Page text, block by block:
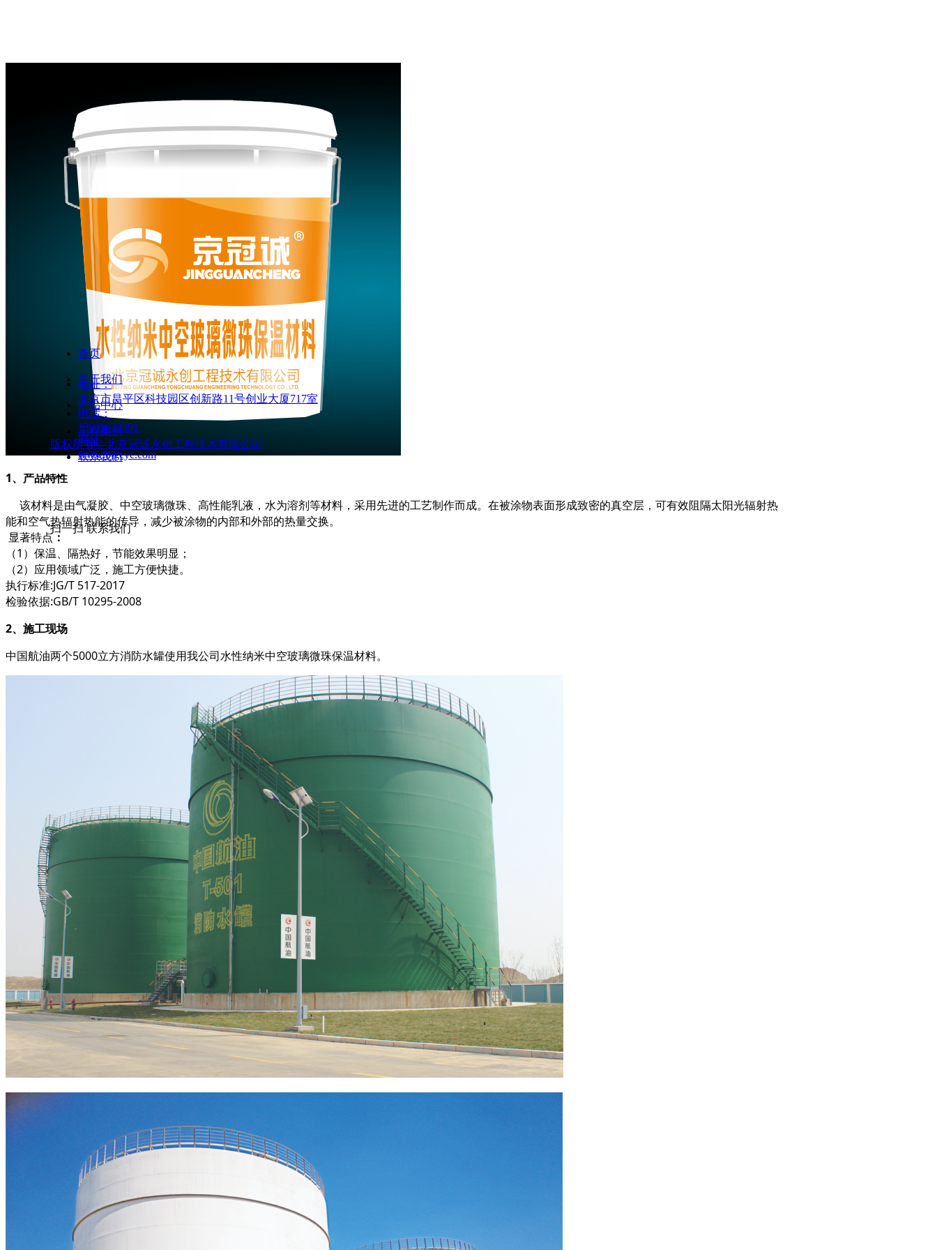
1、产品特性
该材料是由气凝胶、中空玻璃微珠、高性能乳液，水为溶剂等材料，采用先进的工艺制作而成。在被涂物表面形成致密的真空层，可有效阻隔太阳光辐射热
能和空气热辐射热能的传导，减少被涂物的内部和外部的热量交换。
显著特点：
（1）保温、隔热好，节能效果明显；
（2）应用领域广泛，施工方便快捷。
执行标准:JG/T 517-2017
检验依据:GB/T 10295-2008
2、施工现场
中国航油两个5000立方消防水罐使用我公司水性纳米中空玻璃微珠保温材料。
首页
关于我们
产品中心
工程案例
联系我们
地址：
北京市昌平区科技园区创新路11号创业大厦717室
电话：
13911632391
网址：
www.bjgcyc.com
扫一扫 联系我们
版权所有© 北京冠诚永创工程技术有限公司